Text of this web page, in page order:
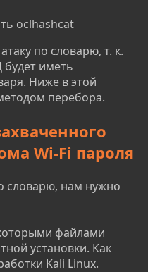
oclhashcat
по словарю, т. к.
будет иметь
Ниже в этой
перебора.
Wi-Fi пароля
словарю, нам нужно
файлами
установки. Как
Kali Linux.